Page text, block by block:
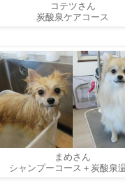
コテツさん
炭酸泉ケアコース
まめさん
シャンプーコース＋炭酸泉